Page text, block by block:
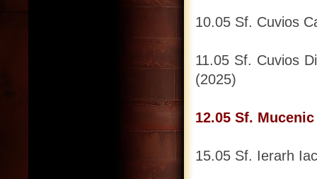
10.05 Sf. Cuvios
11.05 Sf. Cuvios
(2025)
12.05 Sf.
15.05 Sf. Ierarh